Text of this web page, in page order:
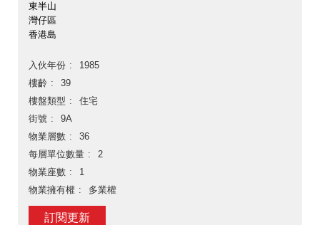
東半山
灣仔區
香港島
入伙年份
1985
樓齡
39
樓盤類型
住宅
街號
9A
物業層數
36
每層單位數量
2
物業座數
1
物業擁有權
多業權
訂閱更新